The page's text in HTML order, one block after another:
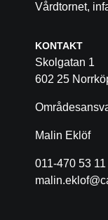
Vårdtornet,
KONTAKT
Skolgatan 1
602 25
Malin Eklöf
011-470 53 11